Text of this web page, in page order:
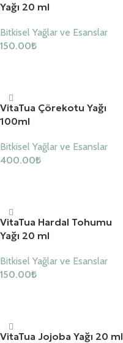
Yağı 20 ml
Bitkisel Yağlar ve Esanslar
150.00₺
VitaTua Çörekotu Yağı
100ml
Bitkisel Yağlar ve Esanslar
400.00₺
VitaTua Hardal Tohumu
Yağı 20 ml
Bitkisel Yağlar ve Esanslar
150.00₺
VitaTua Jojoba Yağı 20 ml